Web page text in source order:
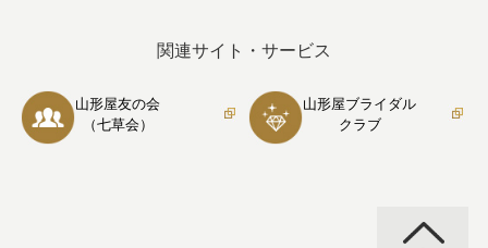
関連サイト・サービス
山形屋友の会
（七草会）
山形屋ブライダル
クラブ